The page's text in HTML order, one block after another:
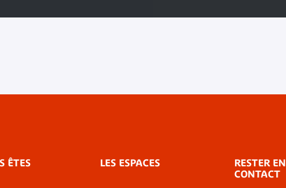
ÊTES LES ESPACES
RESTER EN
CONTACT